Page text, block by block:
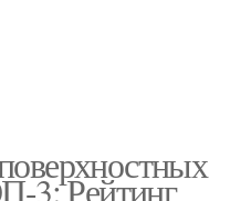
3: Рейтинг